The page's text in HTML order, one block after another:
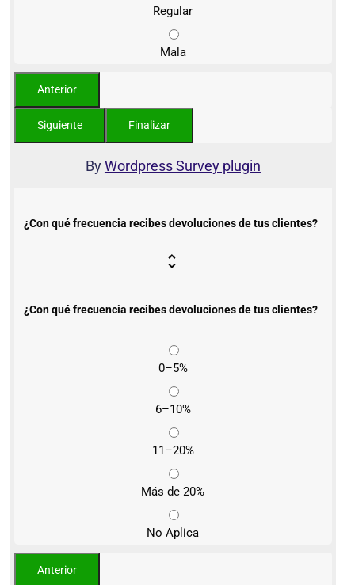
Regular
Mala
ByWordpress Survey plugin
¿Con qué frecuencia recibes devoluciones de tus clientes?
¿Con qué frecuencia recibes devoluciones de tus clientes?
0–5%
6–10%
11–20%
Más de 20%
No Aplica